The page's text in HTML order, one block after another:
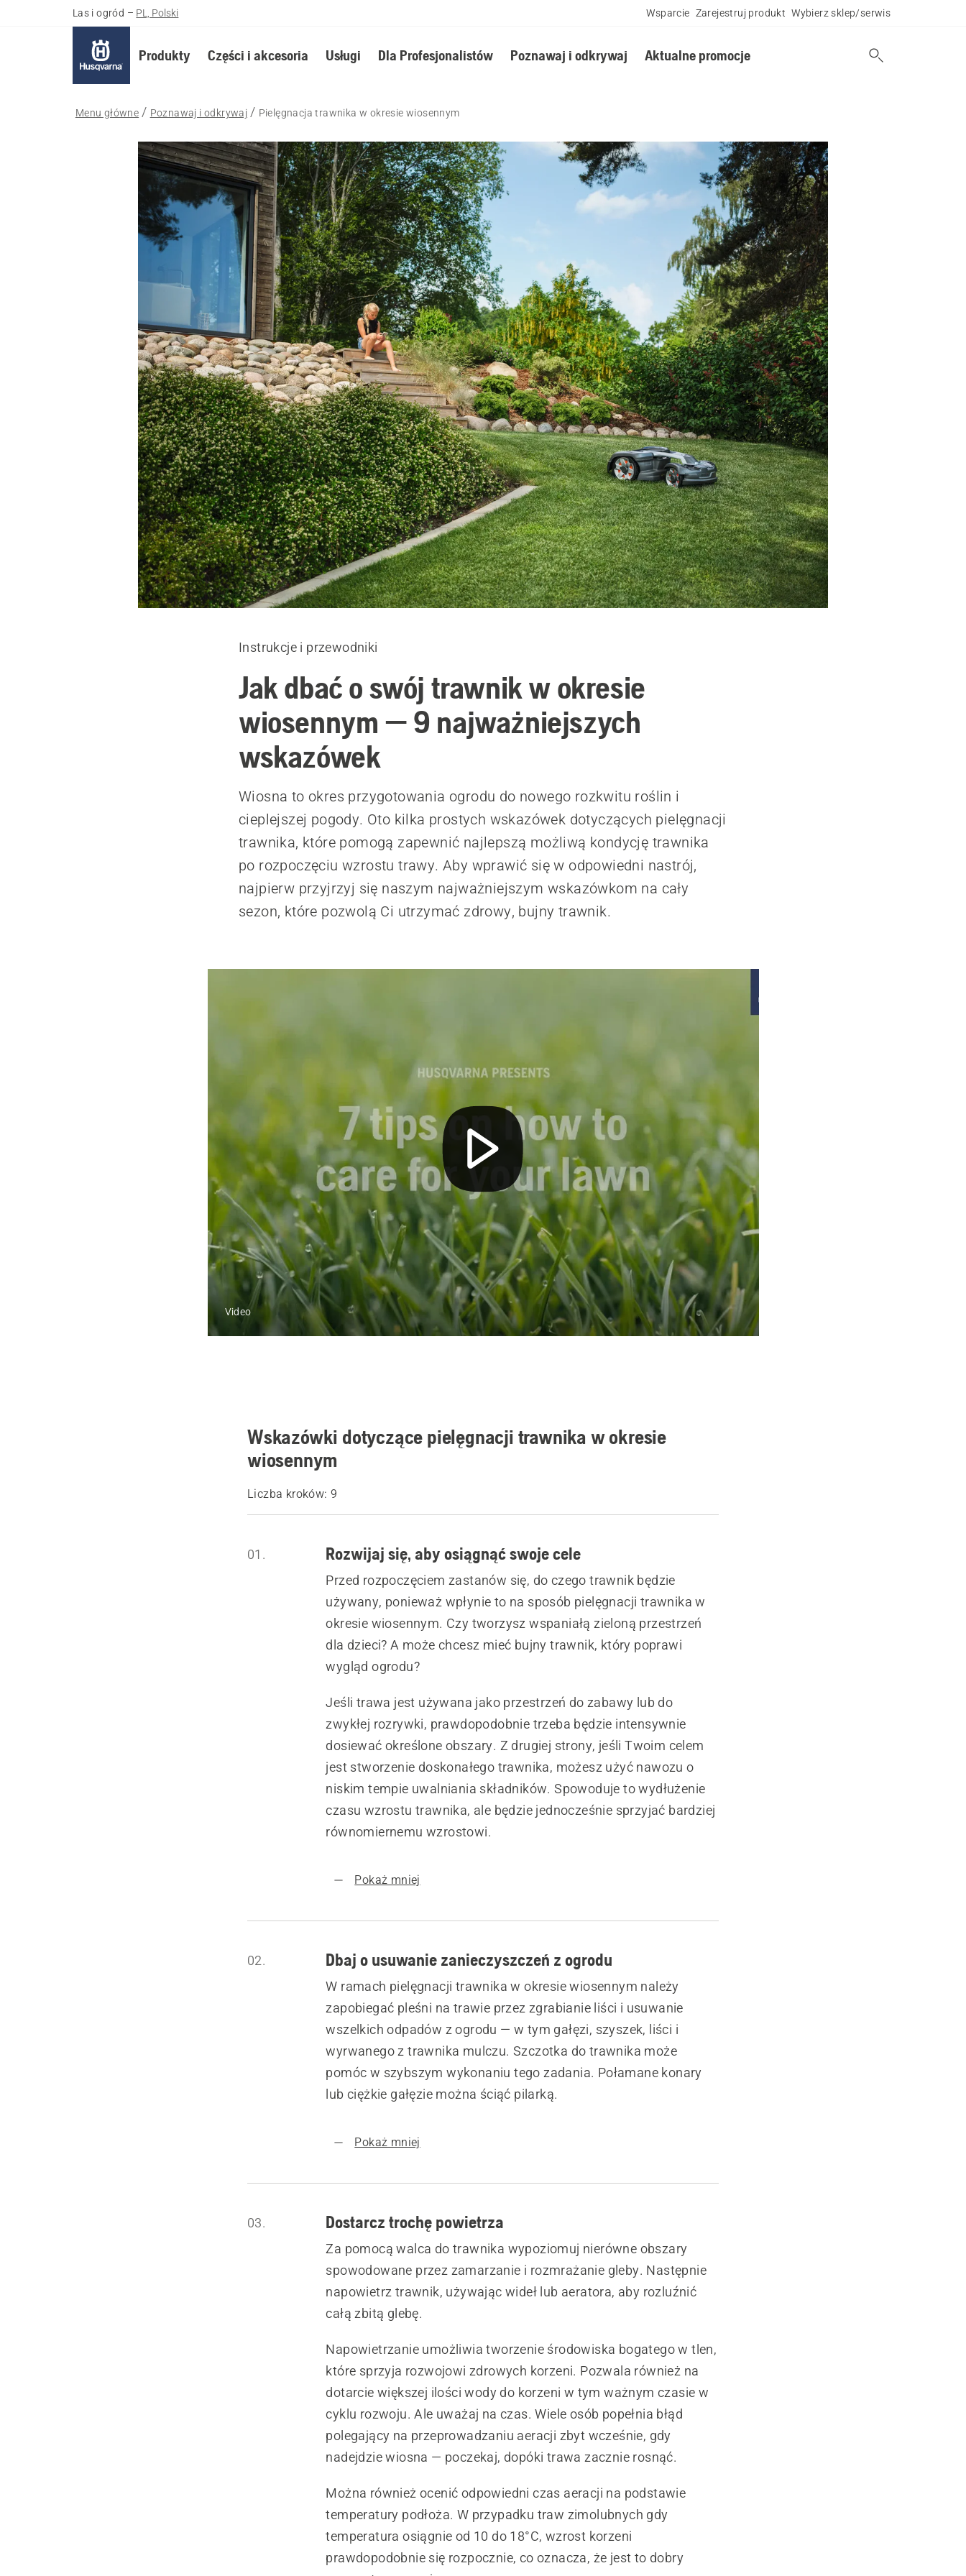
Las i ogród – PL, Polski Wsparcie Zarejestruj produkt Wybierz sklep/serwis
Produkty Części i akcesoria Usługi Dla Profesjonalistów Poznawaj i odkrywaj Aktualne promocje
Menu główne Poznawaj i odkrywaj Pielęgnacja trawnika w okresie wiosennym
Instrukcje i przewodniki
Jak dbać o swój trawnik w okresie
wiosennym — 9 najważniejszych
wskazówek
Wiosna to okres przygotowania ogrodu do nowego rozkwitu roślin i
cieplejszej pogody. Oto kilka prostych wskazówek dotyczących pielęgnacji
trawnika, które pomogą zapewnić najlepszą możliwą kondycję trawnika
po rozpoczęciu wzrostu trawy. Aby wprawić się w odpowiedni nastrój,
najpierw przyjrzyj się naszym najważniejszym wskazówkom na cały
sezon, które pozwolą Ci utrzymać zdrowy, bujny trawnik.
Video
Wskazówki dotyczące pielęgnacji trawnika w okresie
wiosennym
Liczba kroków: 9
01. Rozwijaj się, aby osiągnąć swoje cele
Przed rozpoczęciem zastanów się, do czego trawnik będzie
używany, ponieważ wpłynie to na sposób pielęgnacji trawnika w
okresie wiosennym. Czy tworzysz wspaniałą zieloną przestrzeń
dla dzieci? A może chcesz mieć bujny trawnik, który poprawi
wygląd ogrodu?
Jeśli trawa jest używana jako przestrzeń do zabawy lub do
zwykłej rozrywki, prawdopodobnie trzeba będzie intensywnie
dosiewać określone obszary. Z drugiej strony, jeśli Twoim celem
jest stworzenie doskonałego trawnika, możesz użyć nawozu o
niskim tempie uwalniania składników. Spowoduje to wydłużenie
czasu wzrostu trawnika, ale będzie jednocześnie sprzyjać bardziej
równomiernemu wzrostowi.
Pokaż mniej
02. Dbaj o usuwanie zanieczyszczeń z ogrodu
W ramach pielęgnacji trawnika w okresie wiosennym należy
zapobiegać pleśni na trawie przez zgrabianie liści i usuwanie
wszelkich odpadów z ogrodu — w tym gałęzi, szyszek, liści i
wyrwanego z trawnika mulczu. Szczotka do trawnika może
pomóc w szybszym wykonaniu tego zadania. Połamane konary
lub ciężkie gałęzie można ściąć pilarką.
Pokaż mniej
03. Dostarcz trochę powietrza
Za pomocą walca do trawnika wypoziomuj nierówne obszary
spowodowane przez zamarzanie i rozmrażanie gleby. Następnie
napowietrz trawnik, używając wideł lub aeratora, aby rozluźnić
całą zbitą glebę.
Napowietrzanie umożliwia tworzenie środowiska bogatego w tlen,
które sprzyja rozwojowi zdrowych korzeni. Pozwala również na
dotarcie większej ilości wody do korzeni w tym ważnym czasie w
cyklu rozwoju. Ale uważaj na czas. Wiele osób popełnia błąd
polegający na przeprowadzaniu aeracji zbyt wcześnie, gdy
nadejdzie wiosna — poczekaj, dopóki trawa zacznie rosnąć.
Można również ocenić odpowiedni czas aeracji na podstawie
temperatury podłoża. W przypadku traw zimolubnych gdy
temperatura osiągnie od 10 do 18°C, wzrost korzeni
prawdopodobnie się rozpocznie, co oznacza, że jest to dobry